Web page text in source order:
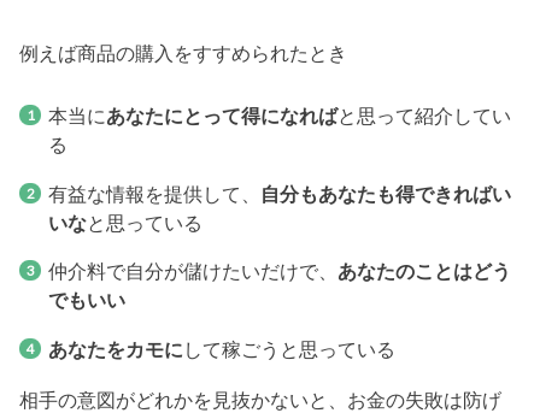
例えば商品の購入をすすめられたとき
本当にあなたにとって得になればと思って紹介してい
る
有益な情報を提供して、
自分もあなたも得できればい
いなと思っている
仲介料で自分が儲けたいだけで、 あなたのことはどう
でもいい
あなたをカモに して稼ごうと思っている
相手の意図がどれかを見抜かないと、お金の失敗は防げ